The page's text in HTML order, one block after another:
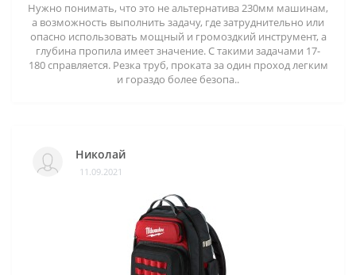
Нужно понимать, что это не альтернатива 230мм машинам,
а возможность выполнить задачу, где затруднительно или
опасно использовать мощный и громоздкий инструмент, а
глубина пропила имеет значение. С такими задачами 17-
180 справляется. Резка труб, проката за один проход легким
и гораздо более безопа..
Николай
11.09.2021